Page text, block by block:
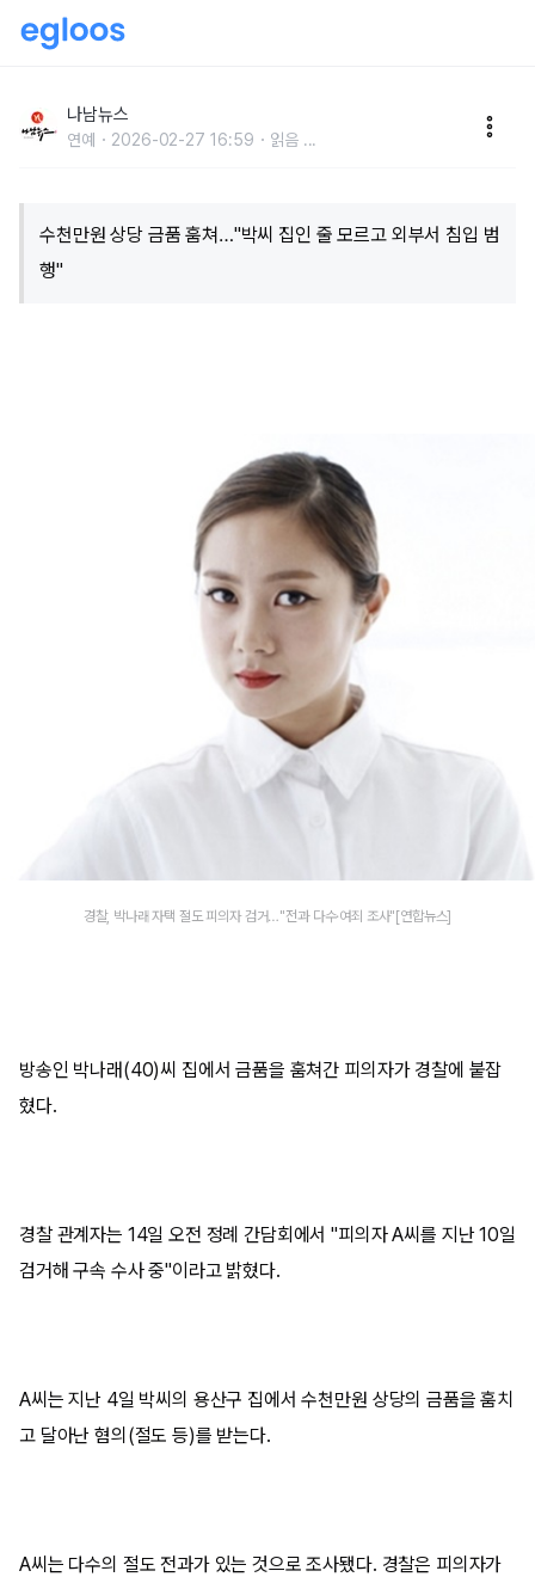
내부 소행 아니었다?
나남뉴스
연예 2026-02-27 16:59 읽음 ...
수천만원 상당 금품 훔쳐…"박씨 집인 줄 모르고 외부서 침입 범
행"
경찰, 박나래 자택 절도 피의자 검거…"전과 다수·여죄 조사"[연합뉴스]
방송인 박나래(40)씨 집에서 금품을 훔쳐간 피의자가 경찰에 붙잡
혔다.
경찰 관계자는 14일 오전 정례 간담회에서 "피의자 A씨를 지난 10일
검거해 구속 수사 중"이라고 밝혔다.
A씨는 지난 4일 박씨의 용산구 집에서 수천만원 상당의 금품을 훔치
고 달아난 혐의(절도 등)를 받는다.
A씨는 다수의 절도 전과가 있는 것으로 조사됐다. 경찰은 피의자가